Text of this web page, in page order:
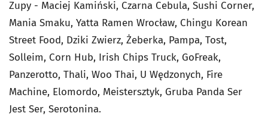
Zupy - Maciej Kamiński, Czarna Cebula, Sushi Corner,
Mania Smaku, Yatta Ramen Wrocław, Chingu Korean
Street Food, Dziki Zwierz, Żeberka, Pampa, Tost,
Solleim, Corn Hub, Irish Chips Truck, GoFreak,
Panzerotto, Thali, Woo Thai, U Wędzonych, Fire
Machine, Elomordo, Meistersztyk, Gruba Panda Ser
Jest Ser, Serotonina.